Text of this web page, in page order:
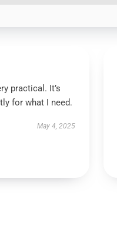
practical. It’s
for what I need.
May 4, 2025